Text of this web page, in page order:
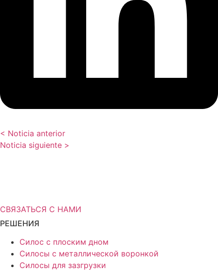
< Noticia anterior
Noticia siguiente >
СВЯЗАТЬСЯ С НАМИ
РЕШЕНИЯ
Силос с плоским дном
Силосы с металлической воронкой
Силосы для зазгрузки